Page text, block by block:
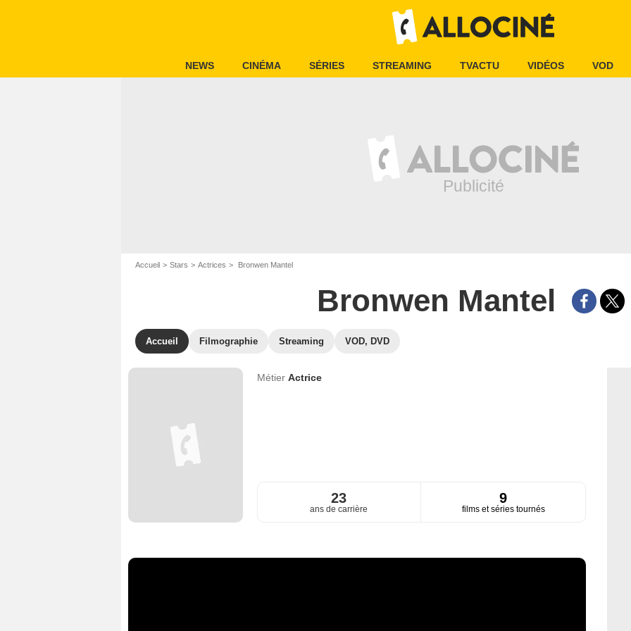
NEWS CINÉMA SÉRIES STREAMING TVACTU VIDÉOS VOD
Accueil Stars Actrices Bronwen Mantel
Bronwen Mantel
Accueil Filmographie Streaming VOD, DVD
Métier Actrice
23
ans de carrière
9
films et séries tournés